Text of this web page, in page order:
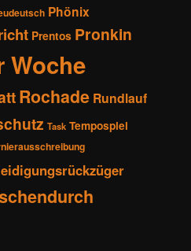
Phönix
Prentos Pronkin
Woche
Rochade Rundlauf
Task Tempospiel